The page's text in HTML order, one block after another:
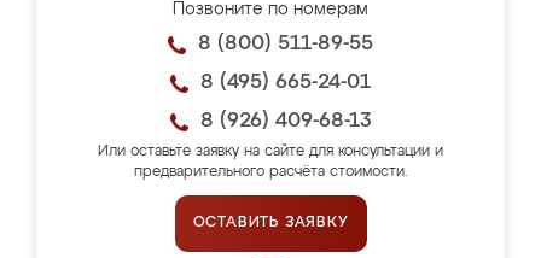
Позвоните по номерам
8 (800) 511-89-55
8 (495) 665-24-01
8 (926) 409-68-13
Или оставьте заявку на сайте для консультации и
предварительного расчёта стоимости.
ОСТАВИТЬ ЗАЯВКУ